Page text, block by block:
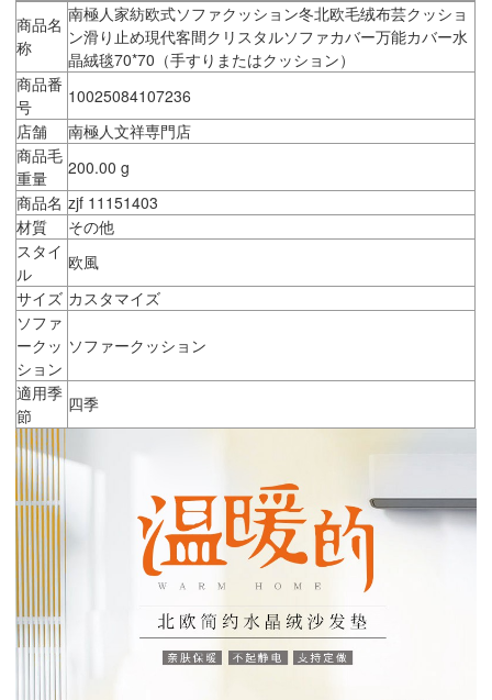
商品名
称
南極人家紡欧式ソファクッション冬北欧毛绒布芸クッショ
ン滑り止め現代客間クリスタルソファカバー万能カバー水
晶絨毯70*70（手すりまたはクッション）
商品番
号
10025084107236
店舗
南極人文祥専門店
商品毛
重量
200.00 g
商品名 zjf 11151403
材質
その他
スタイ
ル
欧風
サイズ カスタマイズ
ソファ
ークッ
ション
ソファークッション
適用季
節
四季